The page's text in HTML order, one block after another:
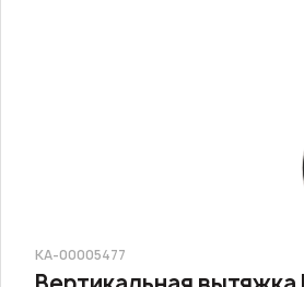
КА-00005477